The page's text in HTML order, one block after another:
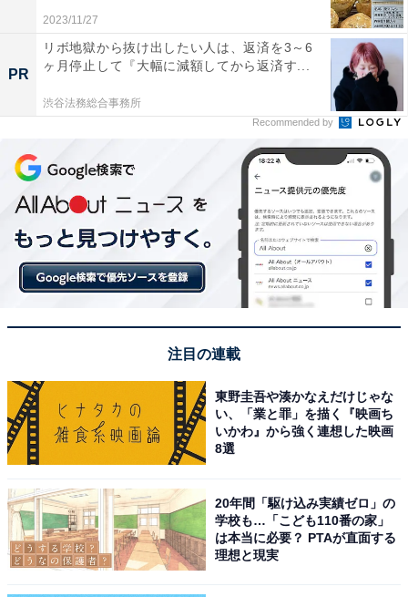
アメリカ移民の現状
アメリカで移民が問題になるのは今回が初めてではあり
ません。移民に対する恐怖感や反感は常に存在し、様々
なかたちでしばしば表面化しています。たとえば、太平
その根拠の1つは、1798年に制定された「敵性外国人
法」です。戦時下を想定した古い法律であり、本来は
「不法移民」に適用できる根拠法ではなく、戦時に敵国
の国籍者を対象とする法律です。しかし、トランプ大統
領は今回、これを使って「不法移民」を排除しようとし
ているのですが、平時にもかかわらず「敵国」というの
は理にかなわないとして物議を醸しています。
2023/11/27
PR
リボ地獄から抜け出したい人は、返済を3～6
ヶ月停止して『大幅に減額してから返済す...
渋谷法務総合事務所
Recommended by
注目の連載
東野圭吾や湊かなえだけじゃな
い、「業と罪」を描く『映画ち
いかわ』から強く連想した映画
8選
20年間「駆け込み実績ゼロ」の
学校も…「こども110番の家」
は本当に必要？ PTAが直面する
理想と現実